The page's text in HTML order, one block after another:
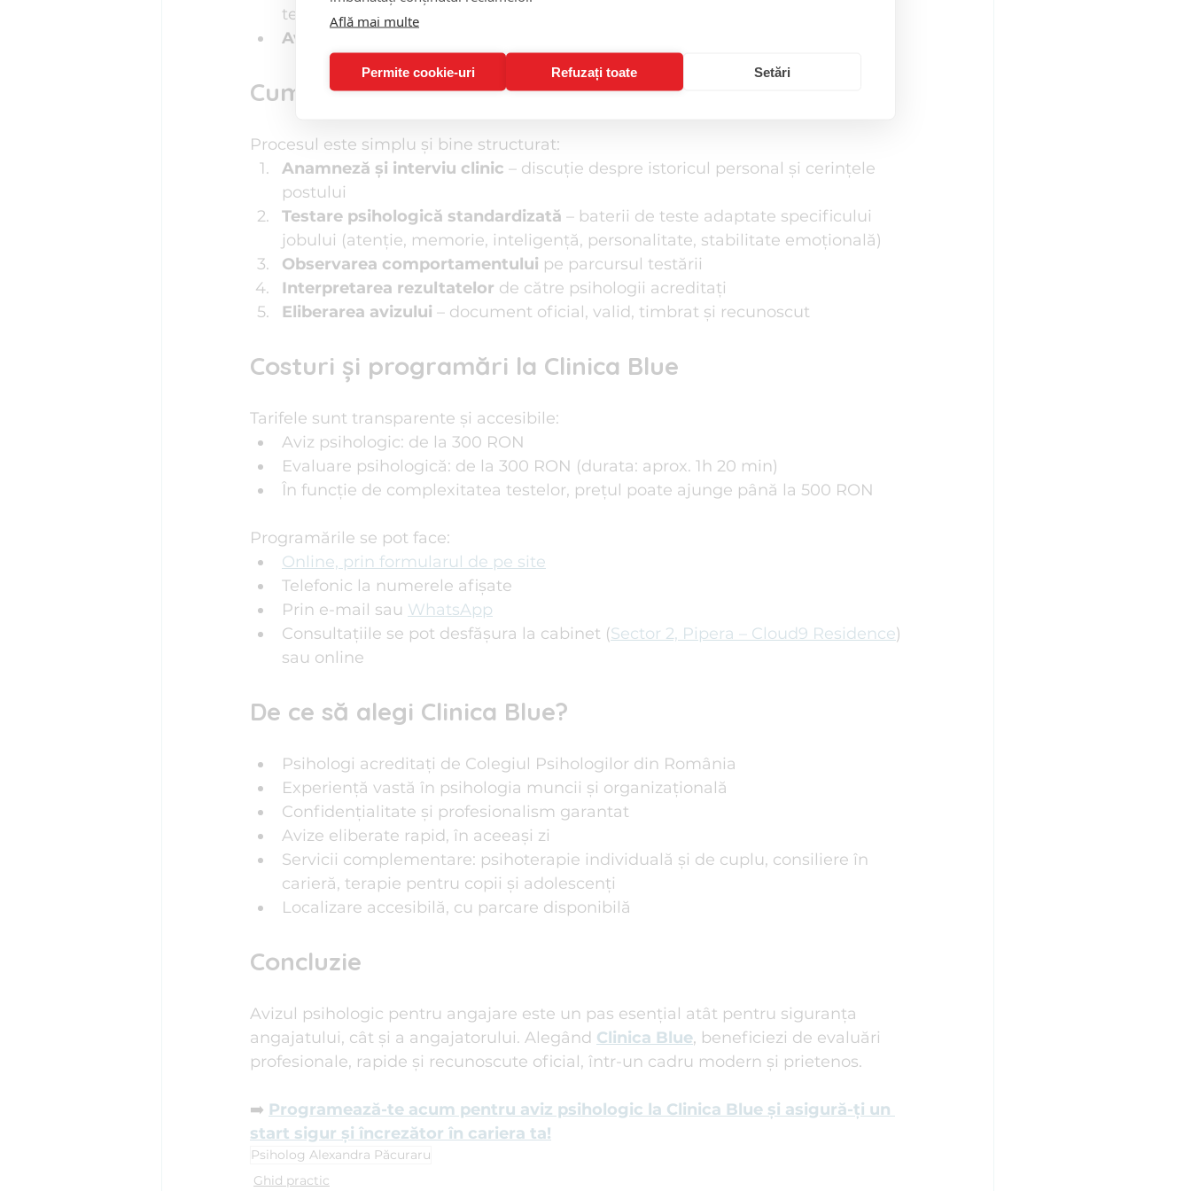
Află mai multe
Permite cookie-uri Refuzați toate Setări
terapii complementare ș.a.
Aviz la cerere
Cum se desfășoară evaluarea psihologică?
Procesul este simplu și bine structurat:
Anamneză și interviu clinic – discuție despre istoricul personal și cerințele
postului
Testare psihologică standardizată – baterii de teste adaptate specificului
jobului (atenție, memorie, inteligență, personalitate, stabilitate emoțională)
Observarea comportamentului pe parcursul testării
Interpretarea rezultatelor de către psihologii acreditați
Eliberarea avizului – document oficial, valid, timbrat și recunoscut
Costuri și programări la Clinica Blue
Tarifele sunt transparente și accesibile:
Aviz psihologic: de la 300 RON
Evaluare psihologică: de la 300 RON (durata: aprox. 1h 20 min)
În funcție de complexitatea testelor, prețul poate ajunge până la 500 RON
Programările se pot face:
Online, prin formularul de pe site
Telefonic la numerele afișate
Prin e-mail sau WhatsApp
Consultațiile se pot desfășura la cabinet (Sector 2, Pipera – Cloud9 Residence)
sau online
De ce să alegi Clinica Blue?
Psihologi acreditați de Colegiul Psihologilor din România
Experiență vastă în psihologia muncii și organizațională
Confidențialitate și profesionalism garantat
Avize eliberate rapid, în aceeași zi
Servicii complementare: psihoterapie individuală și de cuplu, consiliere în
carieră, terapie pentru copii și adolescenți
Localizare accesibilă, cu parcare disponibilă
Concluzie
Avizul psihologic pentru angajare este un pas esențial atât pentru siguranța
angajatului, cât și a angajatorului. Alegând Clinica Blue, beneficiezi de evaluări
profesionale, rapide și recunoscute oficial, într-un cadru modern și prietenos.
➡️ Programează-te acum pentru aviz psihologic la Clinica Blue și asigură-ți un
start sigur și încrezător în cariera ta!
Psiholog Alexandra Păcuraru
Ghid practic